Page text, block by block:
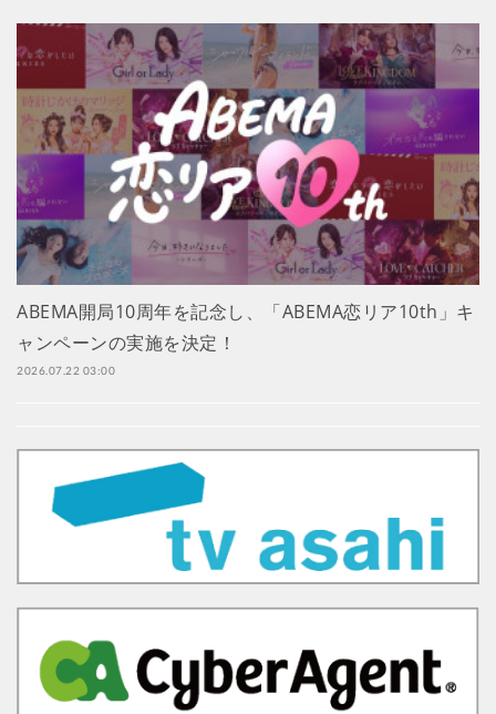
ABEMA開局10周年を記念し、「ABEMA恋リア10th」キ
ャンペーンの実施を決定！
2026.07.22 03:00